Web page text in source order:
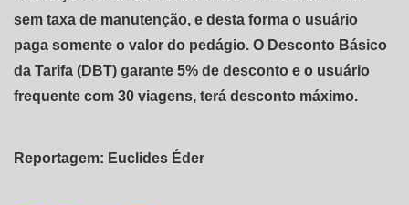
sem taxa de manutenção, e desta forma o usuário
paga somente o valor do pedágio. O Desconto Básico
da Tarifa (DBT) garante 5% de desconto e o usuário
frequente com 30 viagens, terá desconto máximo.
Reportagem: Euclides Éder